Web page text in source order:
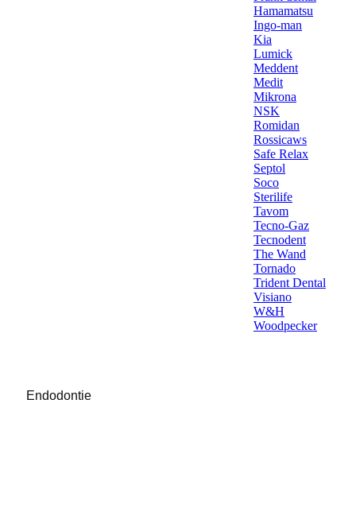
Hamamatsu
Ingo-man
Kia
Lumick
Meddent
Medit
Mikrona
NSK
Romidan
Rossicaws
Safe Relax
Septol
Soco
Sterilife
Tavom
Tecno-Gaz
Tecnodent
The Wand
Tornado
Trident Dental
Visiano
W&H
Woodpecker
Endodontie